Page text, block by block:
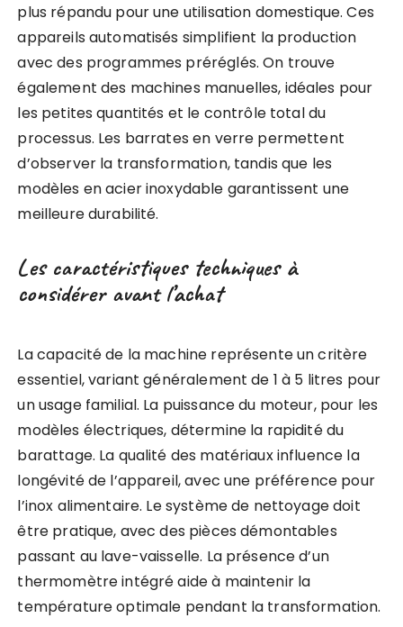
plus répandu pour une utilisation domestique. Ces
appareils automatisés simplifient la production
avec des programmes préréglés. On trouve
également des machines manuelles, idéales pour
les petites quantités et le contrôle total du
processus. Les barrates en verre permettent
d’observer la transformation, tandis que les
modèles en acier inoxydable garantissent une
meilleure durabilité.
Les caractéristiques techniques à
considérer avant l’achat
La capacité de la machine représente un critère
essentiel, variant généralement de 1 à 5 litres pour
un usage familial. La puissance du moteur, pour les
modèles électriques, détermine la rapidité du
barattage. La qualité des matériaux influence la
longévité de l’appareil, avec une préférence pour
l’inox alimentaire. Le système de nettoyage doit
être pratique, avec des pièces démontables
passant au lave-vaisselle. La présence d’un
thermomètre intégré aide à maintenir la
température optimale pendant la transformation.